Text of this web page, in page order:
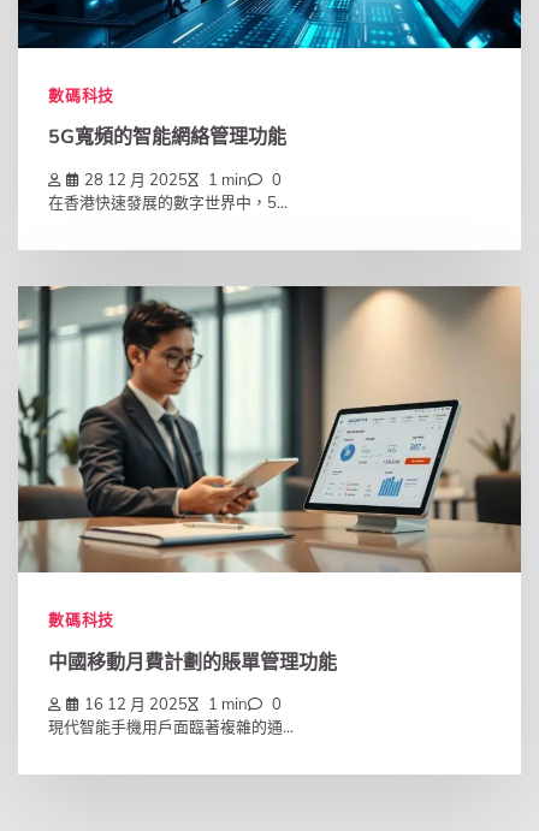
數碼科技
5G寬頻的智能網絡管理功能
28 12 月 2025 1 min
0
在香港快速發展的數字世界中，5...
數碼科技
中國移動月費計劃的賬單管理功能
16 12 月 2025 1 min
0
現代智能手機用戶面臨著複雜的通...